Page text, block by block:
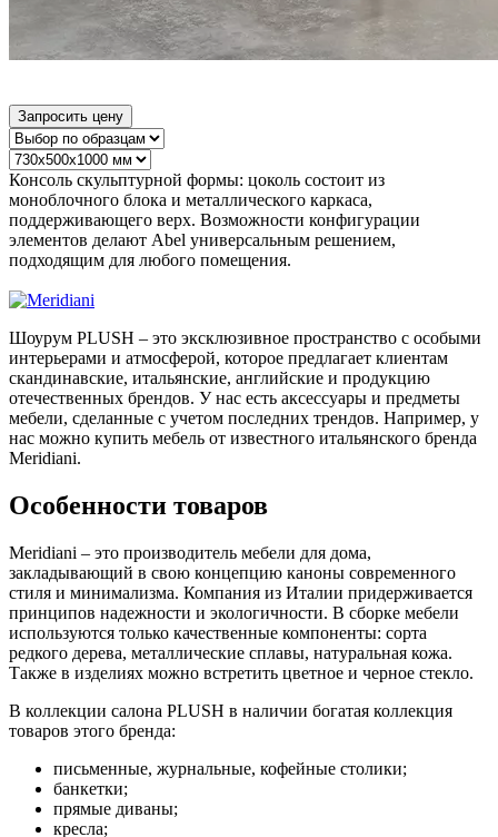
Запросить цену
Консоль скульптурной формы: цоколь состоит из
моноблочного блока и металлического каркаса,
поддерживающего верх. Возможности конфигурации
элементов делают Abel универсальным решением,
подходящим для любого помещения.
Шоурум PLUSH – это эксклюзивное пространство с особыми
интерьерами и атмосферой, которое предлагает клиентам
скандинавские, итальянские, английские и продукцию
отечественных брендов. У нас есть аксессуары и предметы
мебели, сделанные с учетом последних трендов. Например, у
нас можно купить мебель от известного итальянского бренда
Meridiani.
Особенности товаров
Meridiani – это производитель мебели для дома,
закладывающий в свою концепцию каноны современного
стиля и минимализма. Компания из Италии придерживается
принципов надежности и экологичности. В сборке мебели
используются только качественные компоненты: сорта
редкого дерева, металлические сплавы, натуральная кожа.
Также в изделиях можно встретить цветное и черное стекло.
В коллекции салона PLUSH в наличии богатая коллекция
товаров этого бренда:
письменные, журнальные, кофейные столики;
банкетки;
прямые диваны;
кресла;